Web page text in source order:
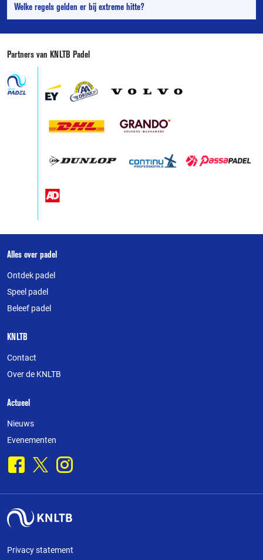
Welke regels gelden er bij extreme hitte?
Partners van KNLTB Padel
Over
deze
website
Alles over padel
Ontdek padel
Speel padel
Beleef padel
KNLTB
Contact
Over de KNLTB
Actueel
Nieuws
Evenementen
Facebook
X Instagram
Privacy statement